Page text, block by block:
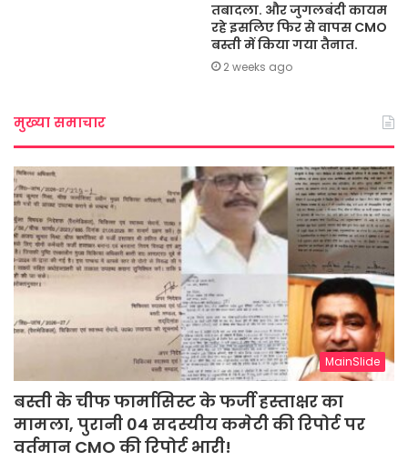
तबादला. और जुगलबंदी कायम
रहे इसलिए फिर से वापस CMO
बस्ती में किया गया तैनात.
2 weeks ago
मुख्या समाचार
MainSlide
बस्ती के चीफ फार्मासिस्ट के फर्जी हस्ताक्षर का
मामला, पुरानी 04 सदस्यीय कमेटी की रिपोर्ट पर
वर्तमान CMO की रिपोर्ट भारी!